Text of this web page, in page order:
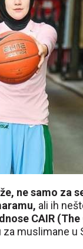
ne samo za
ali ih
CAIR
muslimane u